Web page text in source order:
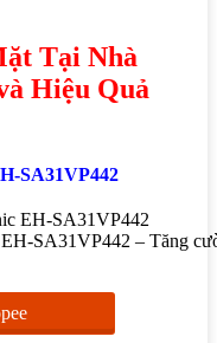
Tại Nhà
Hiệu Quả
SA31VP442
SA31VP442 – Tăng